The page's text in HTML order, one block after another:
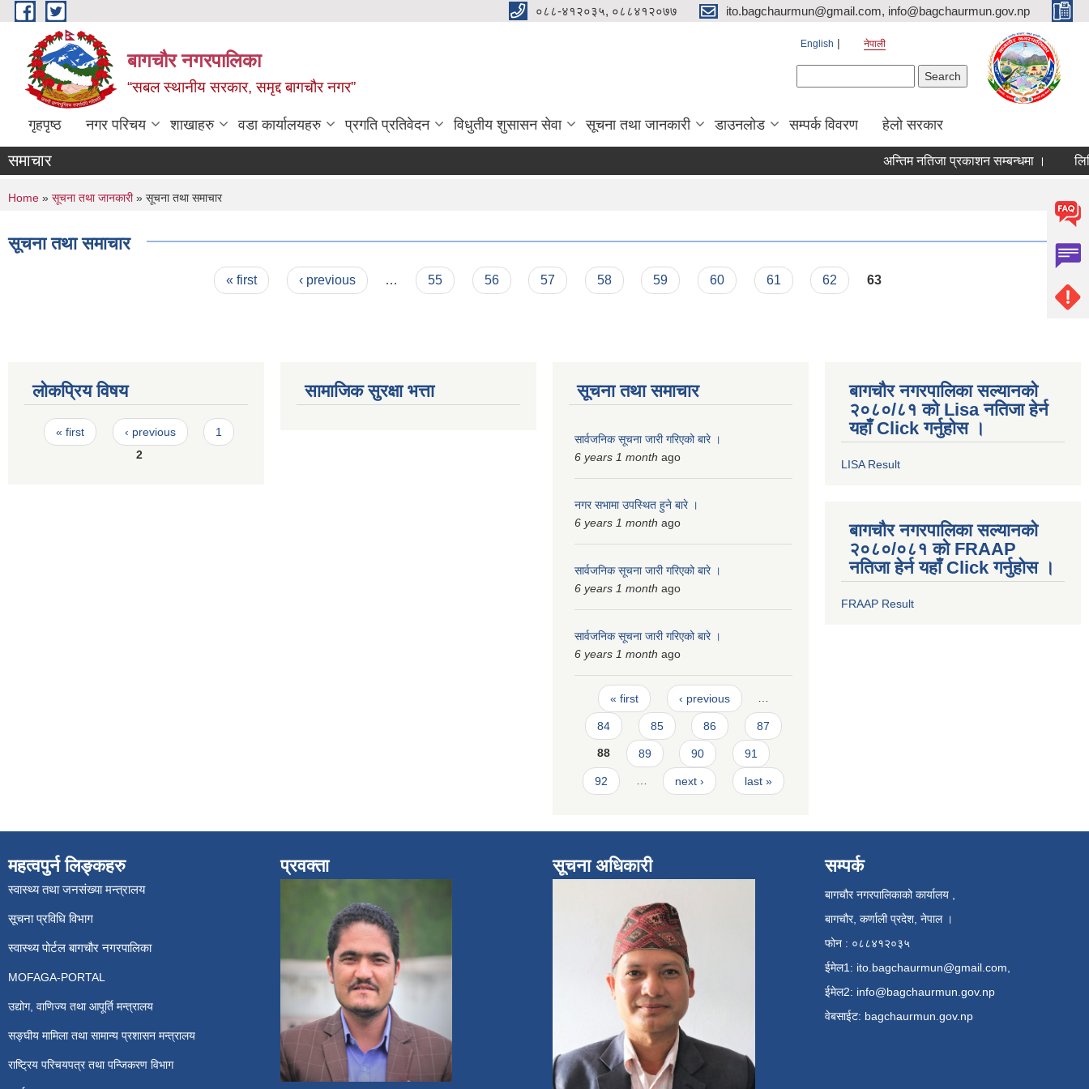
Skip to main content ०८८-४१२०३५, ०८८४१२०७७ ito.bagchaurmun@gmail.com, info@bagchaurmun.gov.np
बागचौर नगरपालिका
“सबल स्थानीय सरकार, समृद्द बागचौर नगर”
English नेपाली
गृहपृष्ठ नगर परिचय शाखाहरु वडा ‍कार्यालयहरु प्रगति प्रतिवेदन विधुतीय शुसासन सेवा सूचना तथा जानकारी डाउनलोड सम्पर्क विवरण हेलो सरकार
समाचार अन्तिम नतिजा प्रकाशन सम्बन्धमा ।
You are here
Home » सूचना तथा जानकारी» सूचना तथा समाचार
सूचना तथा समाचार
« first ‹ previous … 55 56 57 58 59 60 61 62 63
लोकप्रिय विषय
Pages
« first ‹ previous
1
2
सामाजिक सुरक्षा भत्ता सूचना तथा समाचार
सार्वजनिक सूचना जारी गरिएको बारे ।
6 years 1 month ago
नगर सभामा उपस्थित हुने बारे ।
6 years 1 month ago
सार्वजनिक सूचना जारी गरिएको बारे ।
6 years 1 month ago
सार्वजनिक सूचना जारी गरिएको बारे ।
6 years 1 month ago
Pages
« first ‹ previous …
84 85 86 87
88 89 90 91
92 … next › last »
बागचौर नगरपालिका सल्यानको
२०८०/८१ को Lisa नतिजा हेर्न
यहाँ Click गर्नुहोस ।
LISA Result
बागचौर नगरपालिका सल्यानको
२०८०/०८१ को FRAAP
नतिजा हेर्न यहाँ Click गर्नुहोस ।
FRAAP Result
महत्वपुर्न लिङ्कहरु
स्वास्थ्य तथा जनसंख्या मन्त्रालय
सूचना प्रविधि विभाग
स्वास्थ्य पोर्टल बागचौर नगरपालिका
MOFAGA-PORTAL
उद्योग, वाणिज्य तथा आपूर्ति मन्त्रालय
सङ्घीय मामिला तथा सामान्य प्रशासन मन्त्रालय
राष्ट्रिय परिचयपत्र तथा पन्जिकरण विभाग
प्रवक्ता सूचना अधिकारी सम्पर्क
बागचौर नगरपालिकाको कार्यालय ,
बागचौर, कर्णाली प्रदेश, नेपाल ।
फोन : ०८८४१२०३५
ईमेल1: ito.bagchaurmun@gmail.com
ईमेल2: info@bagchaurmun.gov.np
वे‍बसाईट: bagchaurmun.gov.np